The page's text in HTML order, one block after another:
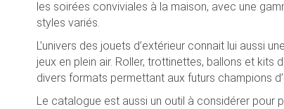
les soirées conviviales à la maison, avec une
styles variés.
L’univers des jouets d’extérieur connait lui aussi
jeux en plein air. Roller, trottinettes, ballons et
divers formats permettant aux futurs champions
Le catalogue est aussi un outil à considérer pour